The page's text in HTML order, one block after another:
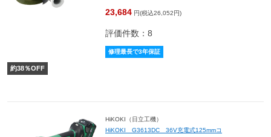
23,684 円(税込26,052円)
評価件数：8
修理最長で3年保証
約38％OFF
HiKOKI（日立工機）
HiKOKI G3613DC 36V充電式125mmコ